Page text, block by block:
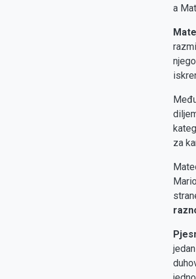
a
za